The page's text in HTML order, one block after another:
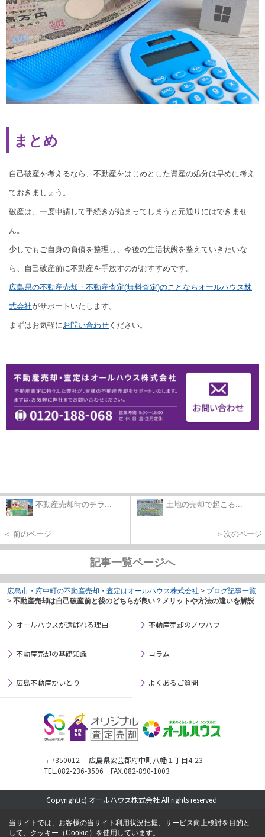
まとめ
自己破産を考えるなら、不動産をはじめとした資産の処分は早めに考え
ておきましょう。
破産は、一度申請して手続きが始まってしまうと元通りにはできませ
ん。
少しでもご自身の負債を整理し、今後の生活状態を整えていきたいな
ら、自己破産前に不動産を手放すのがおすすめです。
広島県の不動産売却・不動産査定(無料査定)のことならオールハウス株
式会社がサポートいたします。
まずはお気軽に お問い合わせ ください。
不動産売却時のチラ...
＜ 前のページ
土地の売却で起こる...
＞次のページ
記事一覧ページへ
広島市・府中町の不動産売却・査定はオールハウス株式会社 > ブログ記事一覧
> 不動産売却は自己破産前と後のどちらが良い？メリットや方法の違いを解説
オールハウスが選ばれる理由 不動産売却のノウハウ
不動産売却の基礎知識 コラム
広島不動産かいとり よくあるご質問
〒7350012 広島県安芸郡府中町八幡１丁目4-23
TEL.082-236-3596 FAX.082-890-1003
Copyright(c) オールハウス株式会社 All rights reserved.
当サイトでは、お客様の当サイト利用状況把握、サービス向上検討を目的と
して、クッキー（Cookie）を使用しています。